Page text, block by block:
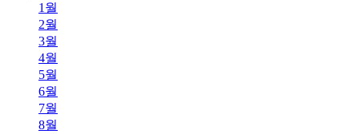
1월
2월
3월
4월
5월
6월
7월
8월